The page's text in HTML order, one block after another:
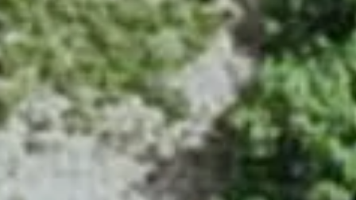
NEXCO東日本株式会社 北海道支社 北広島管理事務所より事務
所長表彰状を授与されました
2026.07.14
【1Day職場体験】の募集について
2026.07.14
1Hour！業界研究プログラム（Web）